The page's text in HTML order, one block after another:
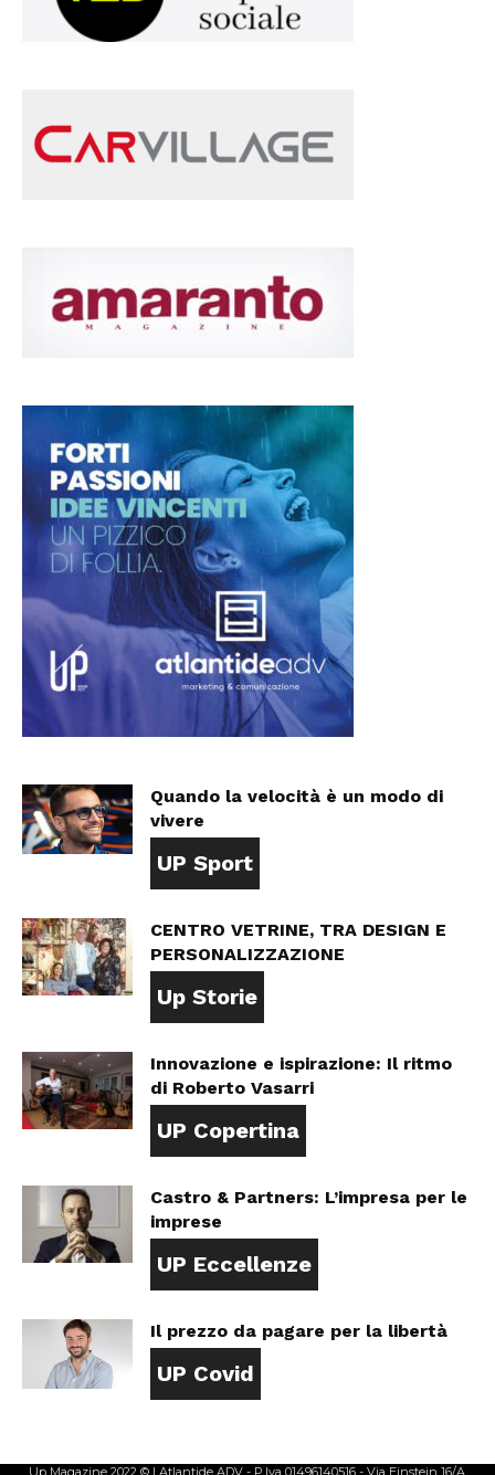
Quando la velocità è un modo di
vivere
UP Sport
CENTRO VETRINE, TRA DESIGN E
PERSONALIZZAZIONE
Up Storie
Innovazione e ispirazione: Il ritmo
di Roberto Vasarri
UP Copertina
Castro & Partners: L’impresa per le
imprese
UP Eccellenze
Il prezzo da pagare per la libertà
UP Covid